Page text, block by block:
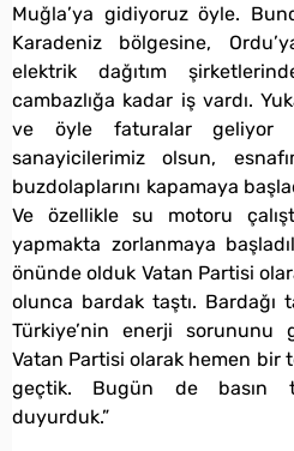
Muğla’ya gidiyoruz öyle.
Karadeniz bölgesine,
elektrik dağıtım
cambazlığa kadar iş vardı.
ve öyle faturalar geliyor
sanayicilerimiz olsun,
buzdolaplarını kapamaya
Ve özellikle su motoru
yapmakta zorlanmaya
önünde olduk Vatan Partisi
olunca bardak taştı. Bardağı
Türkiye’nin enerji
Vatan Partisi olarak hemen bir
geçtik. Bugün de basın
duyurduk.”